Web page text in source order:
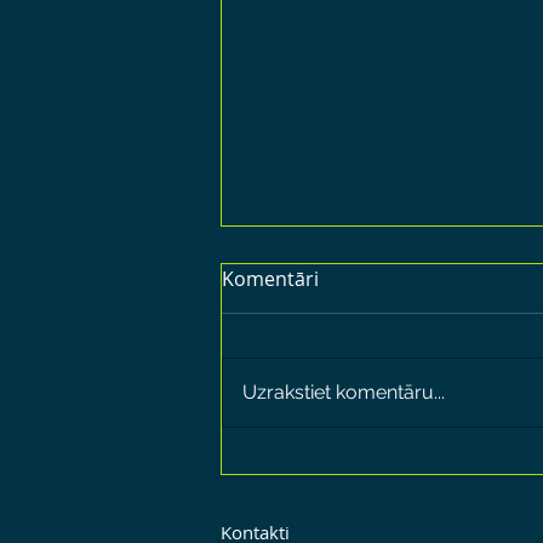
Skaties tiešraidē konferenci
BURBUĻOŠANA. PROCESI.
Komentāri
Uzrakstiet komentāru...
Kontakti